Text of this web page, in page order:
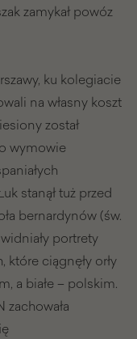
zamykał powóz
ku kolegiacie
na własny koszt
został
wymowie
stanął tuż przed
bernardynów (św.
portrety
ciągnęły orły
a białe – polskim.